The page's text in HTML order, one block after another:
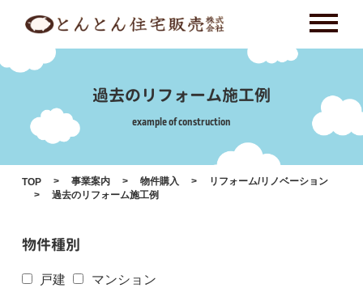
content
過去のリフォーム施工例
example of construction
TOP 事業案内 物件購入
リフォーム/リノベーション
過去のリフォーム施工例
物件種別
戸建 マンション